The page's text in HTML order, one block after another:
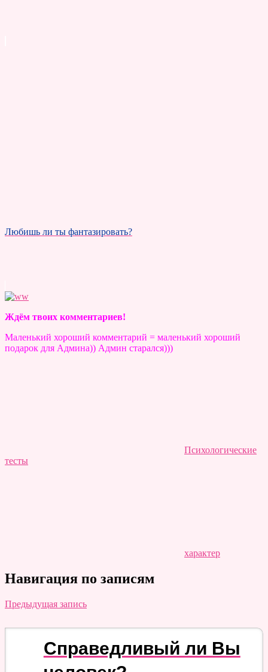
Любишь ли ты фантазировать?
Ждём твоих комментариев!
Маленький хороший комментарий = маленький хороший
подарок для Админа)) Админ старался)))
Психологические
тесты
характер
Навигация по записям
Предыдущая запись
Справедливый ли Вы